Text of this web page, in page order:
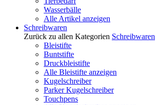
Wasserbälle
Alle Artikel anzeigen
Schreibwaren
Zurück zu allen Kategorien Schreibwaren
Bleistifte
Buntstifte
Druckbleistifte
Alle Bleistifte anzeigen
Kugelschreiber
Parker Kugelschreiber
Touchpens